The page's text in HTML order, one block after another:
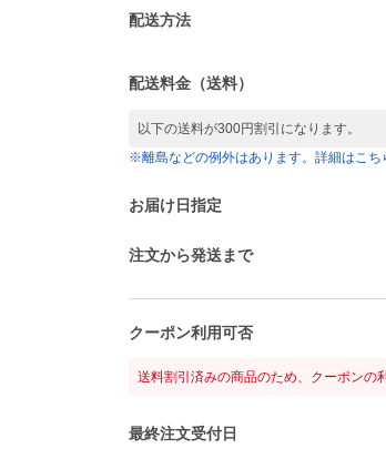
配送方法
配送料金（送料）
以下の送料が300円割引になります。
※離島などの例外はあります。詳細はこち
お届け日指定
注文から発送まで
クーポン利用可否
送料割引済みの商品のため、クーポンの
最終注文受付日